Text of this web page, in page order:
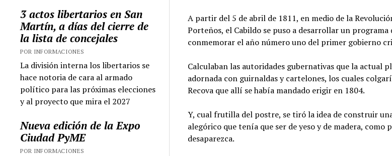
3 actos libertarios en San
Martín, a días del cierre de
la lista de concejales
POR INFORMACIONES
La división interna los libertarios se
hace notoria de cara al armado
político para las próximas elecciones
y al proyecto que mira el 2027
Nueva edición de la Expo
Ciudad PyME
POR INFORMACIONES
A partir del 5 de abril de 1811, en medio de la
Porteños, el Cabildo se puso a desarrollar un programa
conmemorar el año número uno del primer gobierno
Calculaban las autoridades gubernativas que la actual
adornada con guirnaldas y cartelones, los cuales
Recova que allí se había mandado erigir en 1804.
Y, cual frutilla del postre, se tiró la idea de construir
alegórico que tenía que ser de yeso y de madera, como
desaparezca.